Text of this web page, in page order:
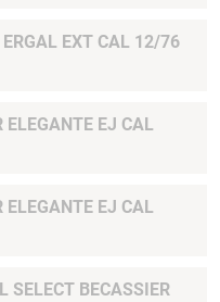
EXT CAL 12/76
ELEGANTE EJ CAL
ELEGANTE EJ CAL
SELECT BECASSIER